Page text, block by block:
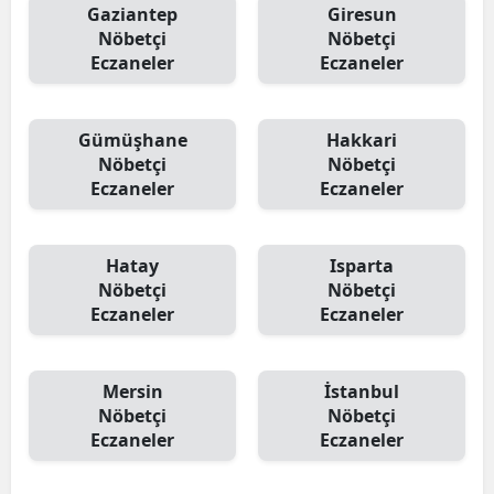
Gaziantep
Nöbetçi
Eczaneler
Giresun
Nöbetçi
Eczaneler
Gümüşhane
Nöbetçi
Eczaneler
Hakkari
Nöbetçi
Eczaneler
Hatay
Nöbetçi
Eczaneler
Isparta
Nöbetçi
Eczaneler
Mersin
Nöbetçi
Eczaneler
İstanbul
Nöbetçi
Eczaneler